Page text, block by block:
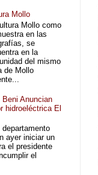
Mollo
Mollo como
en las
se
en la
del mismo
de Mollo
Anuncian
hidroeléctrica El
ayer iniciar un
el presidente
el